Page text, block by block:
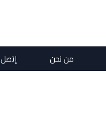
من نحن إتصل